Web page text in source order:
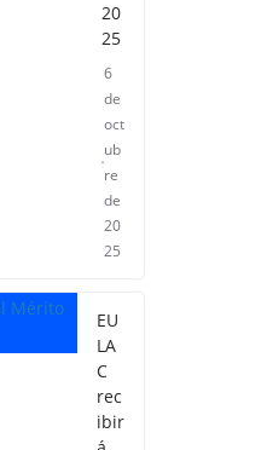
20
25
6
de
oct
ub
re
de
20
25
EU
LA
C
rec
ibir